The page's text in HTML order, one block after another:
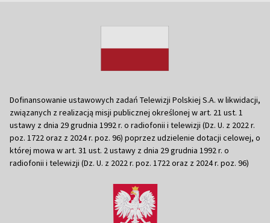
Dofinansowanie ustawowych zadań Telewizji Polskiej S.A. w likwidacji,
związanych z realizacją misji publicznej określonej w art. 21 ust. 1
ustawy z dnia 29 grudnia 1992 r. o radiofonii i telewizji (Dz. U. z 2022 r.
poz. 1722 oraz z 2024 r. poz. 96) poprzez udzielenie dotacji celowej, o
której mowa w art. 31 ust. 2 ustawy z dnia 29 grudnia 1992 r. o
radiofonii i telewizji (Dz. U. z 2022 r. poz. 1722 oraz z 2024 r. poz. 96)